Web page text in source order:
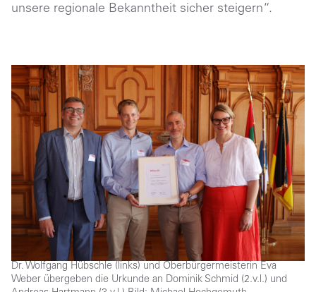
unsere regionale Bekanntheit sicher steigern“.
Dr. Wolfgang Hübschle (links) und Oberbürgermeisterin Eva
Weber übergeben die Urkunde an Dominik Schmid (2.v.l.) und